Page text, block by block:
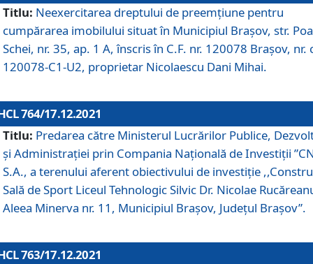
Titlu: Neexercitarea dreptului de preemţiune pentru
cumpărarea imobilului situat în Municipiul Braşov, str.
Schei, nr. 35, ap. 1 A, înscris în C.F. nr. 120078 Brașov, nr.
120078-C1-U2, proprietar Nicolaescu Dani Mihai.
764/17.12.2021
Titlu: Predarea către Ministerul Lucrărilor Publice,
și Administrației prin Compania Naţională de Investiţii
S.A., a terenului aferent obiectivului de investiţie
Sală de Sport Liceul Tehnologic Silvic Dr. Nicolae
Aleea Minerva nr. 11, Municipiul Brașov, Județul Brașov”.
763/17.12.2021